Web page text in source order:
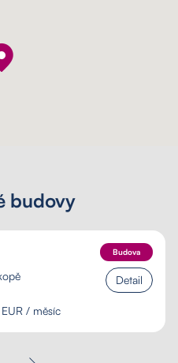
budovy
Budova
/ měsíc
Detail